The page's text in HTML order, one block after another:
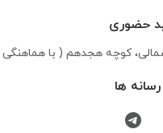
حضوری
کوچه هجدهم ( با
ها